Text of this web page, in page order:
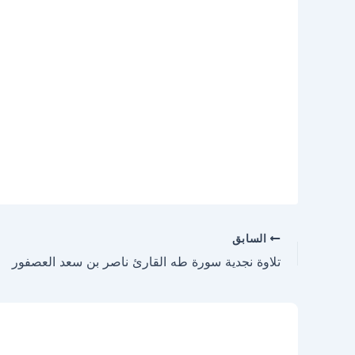
السابق
تلاوة نجدية سورة طه القارئ ناصر بن سعد العصفور